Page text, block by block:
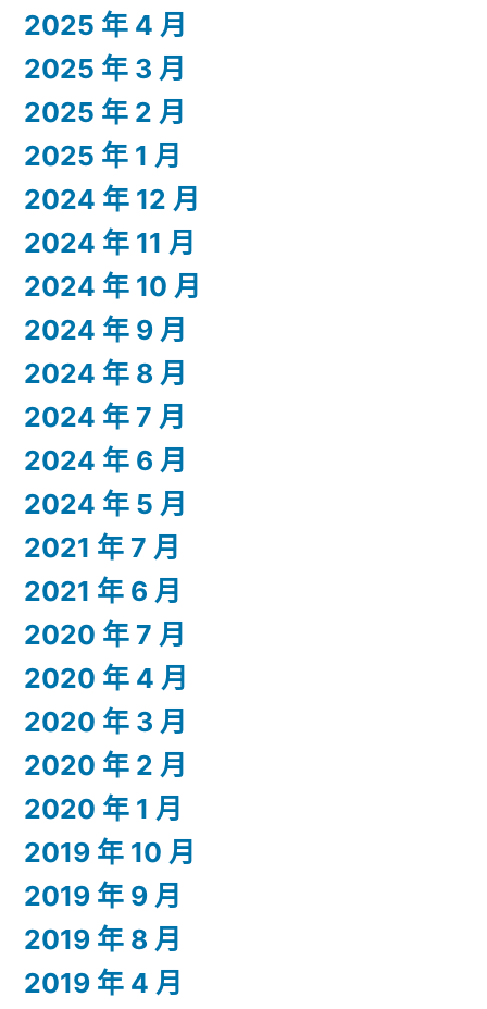
2025 年 4 月
2025 年 3 月
2025 年 2 月
2025 年 1 月
2024 年 12 月
2024 年 11 月
2024 年 10 月
2024 年 9 月
2024 年 8 月
2024 年 7 月
2024 年 6 月
2024 年 5 月
2021 年 7 月
2021 年 6 月
2020 年 7 月
2020 年 4 月
2020 年 3 月
2020 年 2 月
2020 年 1 月
2019 年 10 月
2019 年 9 月
2019 年 8 月
2019 年 4 月